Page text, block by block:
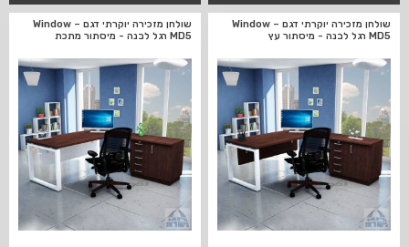
שולחן מזכירה יוקרתי דגם Window –
MD5 רגל לבנה - מיסתור עץ
שולחן מזכירה יוקרתי דגם Window –
MD5 רגל לבנה - מיסתור מתכת